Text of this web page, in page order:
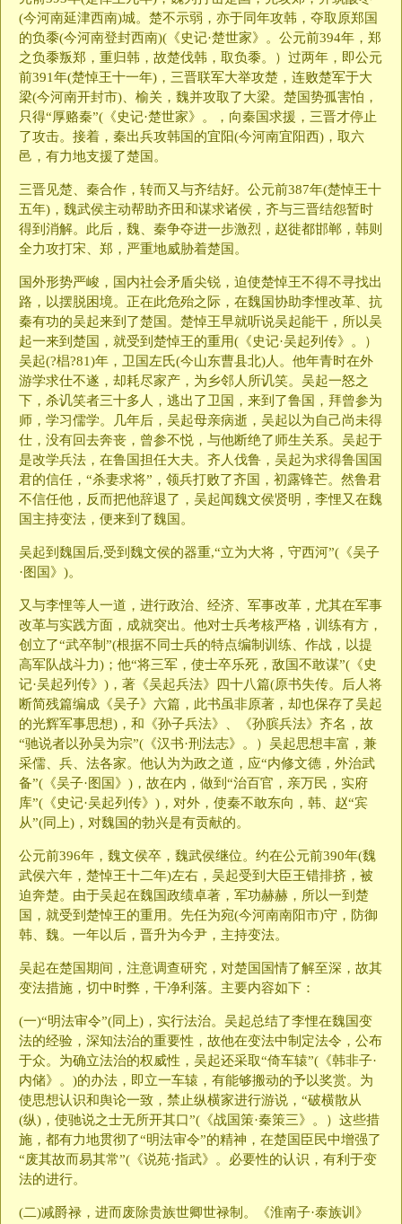
(今河南延津西南)城。楚不示弱，亦于同年攻韩，夺取原郑国
的负黍(今河南登封西南)(《史记·楚世家》。公元前394年，郑
之负黍叛郑，重归韩，故楚伐韩，取负黍。）过两年，即公元
前391年(楚悼王十一年)，三晋联军大举攻楚，连败楚军于大
梁(今河南开封市)、榆关，魏并攻取了大梁。楚国势孤害怕，
只得“厚赂秦”(《史记·楚世家》。，向秦国求援，三晋才停止
了攻击。接着，秦出兵攻韩国的宜阳(今河南宜阳西)，取六
邑，有力地支援了楚国。
三晋见楚、秦合作，转而又与齐结好。公元前387年(楚悼王十
五年)，魏武侯主动帮助齐田和谋求诸侯，齐与三晋结怨暂时
得到消解。此后，魏、秦争夺进一步激烈，赵徙都邯郸，韩则
全力攻打宋、郑，严重地威胁着楚国。
国外形势严峻，国内社会矛盾尖锐，迫使楚悼王不得不寻找出
路，以摆脱困境。正在此危殆之际，在魏国协助李悝改革、抗
秦有功的吴起来到了楚国。楚悼王早就听说吴起能干，所以吴
起一来到楚国，就受到楚悼王的重用(《史记·吴起列传》。）
吴起(?椙?81)年，卫国左氏(今山东曹县北)人。他年青时在外
游学求仕不遂，却耗尽家产，为乡邻人所讥笑。吴起一怒之
下，杀讥笑者三十多人，逃出了卫国，来到了鲁国，拜曾参为
师，学习儒学。几年后，吴起母亲病逝，吴起以为自己尚未得
仕，没有回去奔丧，曾参不悦，与他断绝了师生关系。吴起于
是改学兵法，在鲁国担任大夫。齐人伐鲁，吴起为求得鲁国国
君的信任，“杀妻求将”，领兵打败了齐国，初露锋芒。然鲁君
不信任他，反而把他辞退了，吴起闻魏文侯贤明，李悝又在魏
国主持变法，便来到了魏国。
吴起到魏国后,受到魏文侯的器重,“立为大将，守西河”(《吴子
·图国》)。
又与李悝等人一道，进行政治、经济、军事改革，尤其在军事
改革与实践方面，成就突出。他对士兵考核严格，训练有方，
创立了“武卒制”(根据不同士兵的特点编制训练、作战，以提
高军队战斗力)；他“将三军，使士卒乐死，敌国不敢谋”(《史
记·吴起列传》)，著《吴起兵法》四十八篇(原书失传。后人将
断简残篇编成《吴子》六篇，此书虽非原著，却也保存了吴起
的光辉军事思想)，和《孙子兵法》、《孙膑兵法》齐名，故
“驰说者以孙吴为宗”(《汉书·刑法志》。）吴起思想丰富，兼
采儒、兵、法各家。他认为为政之道，应“内修文德，外治武
备”(《吴子·图国》)，故在内，做到“治百官，亲万民，实府
库”(《史记·吴起列传》)，对外，使秦不敢东向，韩、赵“宾
从”(同上)，对魏国的勃兴是有贡献的。
公元前396年，魏文侯卒，魏武侯继位。约在公元前390年(魏
武侯六年，楚悼王十二年)左右，吴起受到大臣王错排挤，被
迫奔楚。由于吴起在魏国政绩卓著，军功赫赫，所以一到楚
国，就受到楚悼王的重用。先任为宛(今河南南阳市)守，防御
韩、魏。一年以后，晋升为今尹，主持变法。
吴起在楚国期间，注意调查研究，对楚国国情了解至深，故其
变法措施，切中时弊，干净利落。主要内容如下：
(一)“明法审令”(同上)，实行法治。吴起总结了李悝在魏国变
法的经验，深知法治的重要性，故他在变法中制定法令，公布
于众。为确立法治的权威性，吴起还采取“倚车辕”(《韩非子·
内储》。)的办法，即立一车辕，有能够搬动的予以奖赏。为
使思想认识和舆论一致，禁止纵横家进行游说，“破横散从
(纵)，使驰说之士无所开其口”(《战国策·秦策三》。）这些措
施，都有力地贯彻了“明法审令”的精神，在楚国臣民中增强了
“废其故而易其常”(《说苑·指武》。必要性的认识，有利于变
法的进行。
(二)减爵禄，进而废除贵族世卿世禄制。《淮南子·泰族训》